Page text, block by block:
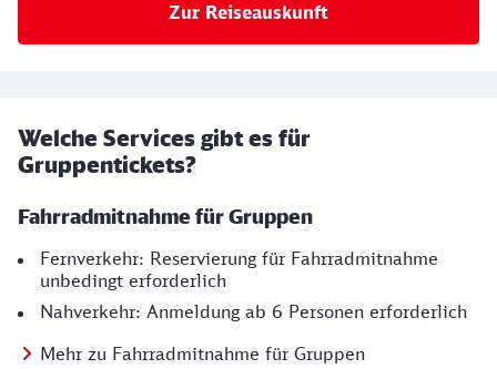
Zur Reiseauskunft
Welche Services gibt es für
Gruppentickets?
Fahrradmitnahme für Gruppen
Fernverkehr: Reservierung für Fahrradmitnahme
unbedingt erforderlich
Nahverkehr: Anmeldung ab 6 Personen erforderlich
Mehr zu Fahrradmitnahme für Gruppen